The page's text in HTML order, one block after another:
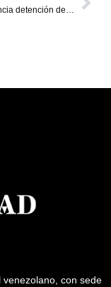
Vente denuncia detención de periodista y tres activistas políticos en La Guaira
con sede